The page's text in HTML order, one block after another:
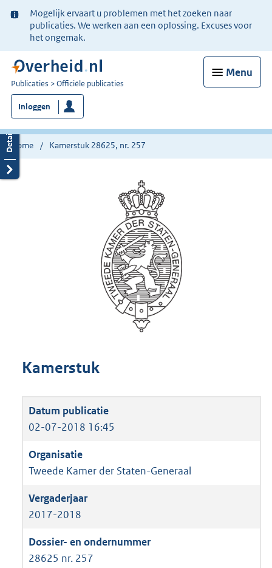
Ter
informatie:
Mogelijk ervaart u problemen met het zoeken naar
publicaties. We werken aan een oplossing. Excuses voor
het ongemak.
Menu
U
bent
nu
hier:
Publicaties Officiële publicaties
Inloggen
Home Kamerstuk 28625, nr. 257
Kamerstuk
02-07-2018 16:45
Tweede Kamer der Staten-Generaal
2017-2018
28625 nr. 257